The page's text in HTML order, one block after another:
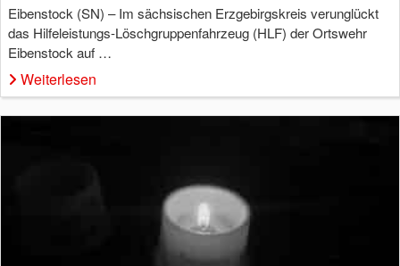
Eibenstock (SN) – Im sächsischen Erzgebirgskreis verunglückt
das Hilfeleistungs-Löschgruppenfahrzeug (HLF) der Ortswehr
Eibenstock auf …
Weiterlesen